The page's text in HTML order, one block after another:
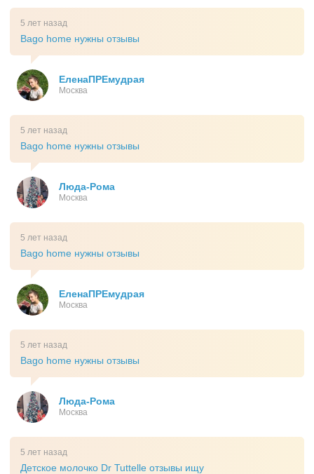
5 лет назад
Bago home нужны отзывы
ЕленаПРЕмудрая
Москва
5 лет назад
Bago home нужны отзывы
Люда-Рома
Москва
5 лет назад
Bago home нужны отзывы
ЕленаПРЕмудрая
Москва
5 лет назад
Bago home нужны отзывы
Люда-Рома
Москва
5 лет назад
Детское молочко Dr Tuttelle отзывы ищу